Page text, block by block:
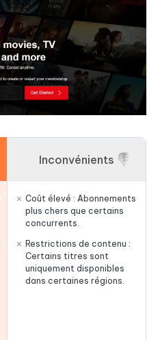
Inconvénients
Coût élevé : Abonnements
plus chers que certains
concurrents.
Restrictions de contenu :
Certains titres sont
uniquement disponibles
dans certaines régions.